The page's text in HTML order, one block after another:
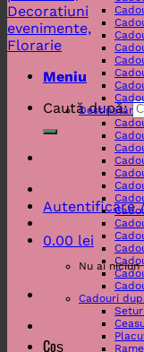
Meniu
Caută după:
Autentificare
0.00 lei
Nu ai niciun
Coș
Destinatar
Cadouri